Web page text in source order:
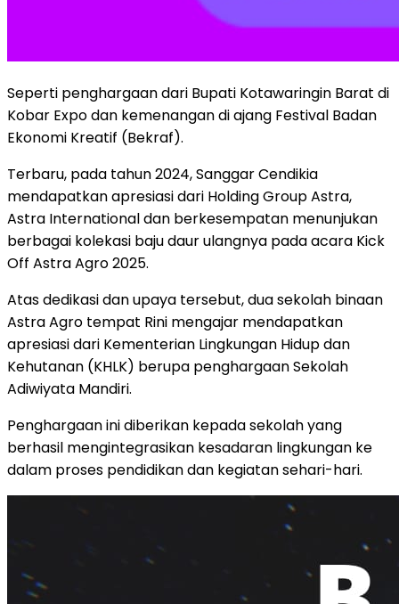
Seperti penghargaan dari Bupati Kotawaringin Barat di
Kobar Expo dan kemenangan di ajang Festival Badan
Ekonomi Kreatif (Bekraf).
Terbaru, pada tahun 2024, Sanggar Cendikia
mendapatkan apresiasi dari Holding Group Astra,
Astra International dan berkesempatan menunjukan
berbagai kolekasi baju daur ulangnya pada acara Kick
Off Astra Agro 2025.
Atas dedikasi dan upaya tersebut, dua sekolah binaan
Astra Agro tempat Rini mengajar mendapatkan
apresiasi dari Kementerian Lingkungan Hidup dan
Kehutanan (KHLK) berupa penghargaan Sekolah
Adiwiyata Mandiri.
Penghargaan ini diberikan kepada sekolah yang
berhasil mengintegrasikan kesadaran lingkungan ke
dalam proses pendidikan dan kegiatan sehari-hari.